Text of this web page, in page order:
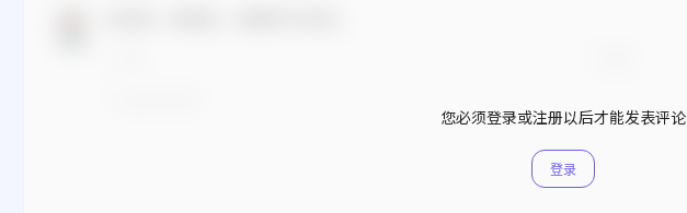
您必须登录或注册以后才能发表评论
登录